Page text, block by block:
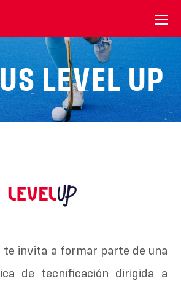
LEVEL UP
te invita a formar parte de una
de tecnificación dirigida a